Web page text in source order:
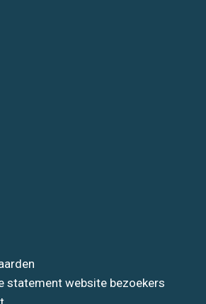
statement website bezoekers